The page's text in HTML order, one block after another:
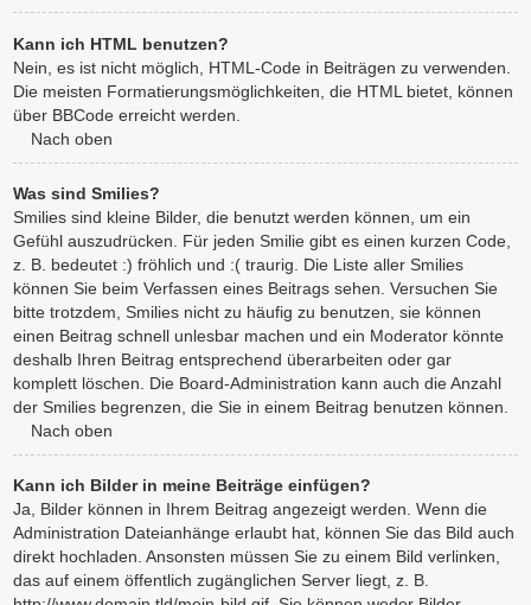
Kann ich HTML benutzen?
Nein, es ist nicht möglich, HTML-Code in Beiträgen zu verwenden.
Die meisten Formatierungsmöglichkeiten, die HTML bietet, können
über BBCode erreicht werden.
Nach oben
Was sind Smilies?
Smilies sind kleine Bilder, die benutzt werden können, um ein
Gefühl auszudrücken. Für jeden Smilie gibt es einen kurzen Code,
z. B. bedeutet :) fröhlich und :( traurig. Die Liste aller Smilies
können Sie beim Verfassen eines Beitrags sehen. Versuchen Sie
bitte trotzdem, Smilies nicht zu häufig zu benutzen, sie können
einen Beitrag schnell unlesbar machen und ein Moderator könnte
deshalb Ihren Beitrag entsprechend überarbeiten oder gar
komplett löschen. Die Board-Administration kann auch die Anzahl
der Smilies begrenzen, die Sie in einem Beitrag benutzen können.
Nach oben
Kann ich Bilder in meine Beiträge einfügen?
Ja, Bilder können in Ihrem Beitrag angezeigt werden. Wenn die
Administration Dateianhänge erlaubt hat, können Sie das Bild auch
direkt hochladen. Ansonsten müssen Sie zu einem Bild verlinken,
das auf einem öffentlich zugänglichen Server liegt, z. B.